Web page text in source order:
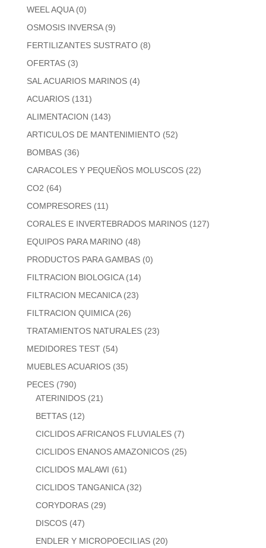
WEEL AQUA (0)
OSMOSIS INVERSA (9)
FERTILIZANTES SUSTRATO (8)
OFERTAS (3)
SAL ACUARIOS MARINOS (4)
ACUARIOS (131)
ALIMENTACION (143)
ARTICULOS DE MANTENIMIENTO (52)
BOMBAS (36)
CARACOLES Y PEQUEÑOS MOLUSCOS (22)
CO2 (64)
COMPRESORES (11)
CORALES E INVERTEBRADOS MARINOS (127)
EQUIPOS PARA MARINO (48)
PRODUCTOS PARA GAMBAS (0)
FILTRACION BIOLOGICA (14)
FILTRACION MECANICA (23)
FILTRACION QUIMICA (26)
TRATAMIENTOS NATURALES (23)
MEDIDORES TEST (54)
MUEBLES ACUARIOS (35)
PECES (790)
ATERINIDOS (21)
BETTAS (12)
CICLIDOS AFRICANOS FLUVIALES (7)
CICLIDOS ENANOS AMAZONICOS (25)
CICLIDOS MALAWI (61)
CICLIDOS TANGANICA (32)
CORYDORAS (29)
DISCOS (47)
ENDLER Y MICROPOECILIAS (20)